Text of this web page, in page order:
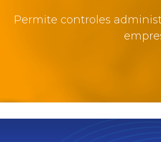
Permite controles